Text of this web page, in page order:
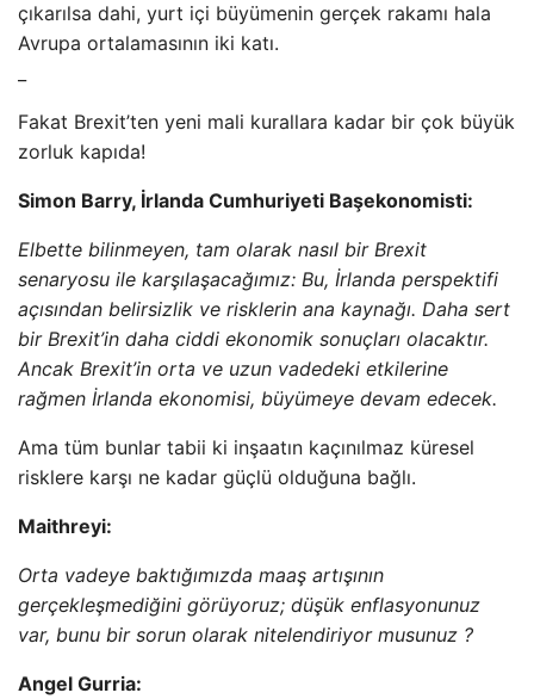
çıkarılsa dahi, yurt içi büyümenin gerçek rakamı hala
Avrupa ortalamasının iki katı.
Fakat Brexit’ten yeni mali kurallara kadar bir çok büyük
zorluk kapıda!
Simon Barry, İrlanda Cumhuriyeti Başekonomisti:
Elbette bilinmeyen, tam olarak nasıl bir Brexit
senaryosu ile karşılaşacağımız: Bu, İrlanda perspektifi
açısından belirsizlik ve risklerin ana kaynağı. Daha sert
bir Brexit’in daha ciddi ekonomik sonuçları olacaktır.
Ancak Brexit’in orta ve uzun vadedeki etkilerine
rağmen İrlanda ekonomisi, büyümeye devam edecek.
Ama tüm bunlar tabii ki inşaatın kaçınılmaz küresel
risklere karşı ne kadar güçlü olduğuna bağlı.
Maithreyi:
Orta vadeye baktığımızda maaş artışının
gerçekleşmediğini görüyoruz; düşük enflasyonunuz
var, bunu bir sorun olarak nitelendiriyor musunuz ?
Angel Gurria: